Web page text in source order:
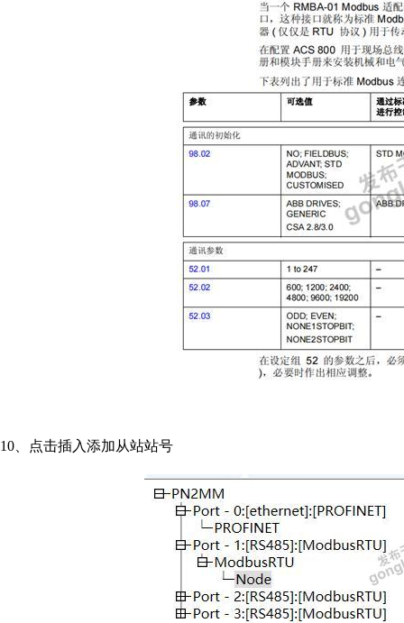
10、点击插入添加从站站号